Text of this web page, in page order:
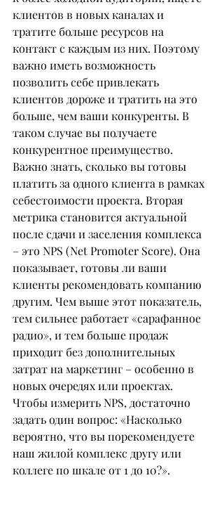
клиентов в новых каналах и
тратите больше ресурсов на
контакт с каждым из них. Поэтому
важно иметь возможность
позволить себе привлекать
клиентов дороже и тратить на это
больше, чем ваши конкуренты. В
таком случае вы получаете
конкурентное преимущество.
Важно знать, сколько вы готовы
платить за одного клиента в рамках
себестоимости проекта. Вторая
метрика становится актуальной
после сдачи и заселения комплекса
– это NPS (Net Promoter Score). Она
показывает, готовы ли ваши
клиенты рекомендовать компанию
другим. Чем выше этот показатель,
тем сильнее работает «сарафанное
радио», и тем больше продаж
приходит без дополнительных
затрат на маркетинг – особенно в
новых очередях или проектах.
Чтобы измерить NPS, достаточно
задать один вопрос: «Насколько
вероятно, что вы порекомендуете
наш жилой комплекс другу или
коллеге по шкале от 1 до 10?».